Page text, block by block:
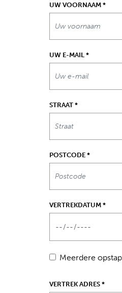
UW VOORNAAM *
UW E-MAIL *
STRAAT *
POSTCODE *
VERTREKDATUM *
Meerdere
VERTREK ADRES *